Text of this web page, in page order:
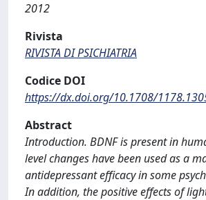
2012
Rivista
RIVISTA DI PSICHIATRIA
Codice DOI
https://dx.doi.org/10.1708/
Abstract
Introduction. BDNF is present in
level changes have been used as a
antidepressant efficacy in some
In addition, the positive effects of